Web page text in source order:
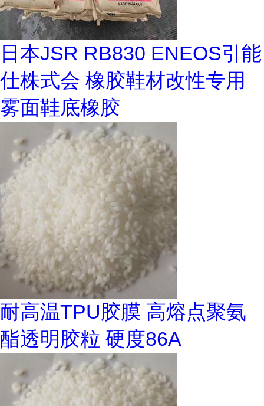
日本JSR RB830 ENEOS引能
仕株式会 橡胶鞋材改性专用
雾面鞋底橡胶
耐高温TPU胶膜 高熔点聚氨
酯透明胶粒 硬度86A